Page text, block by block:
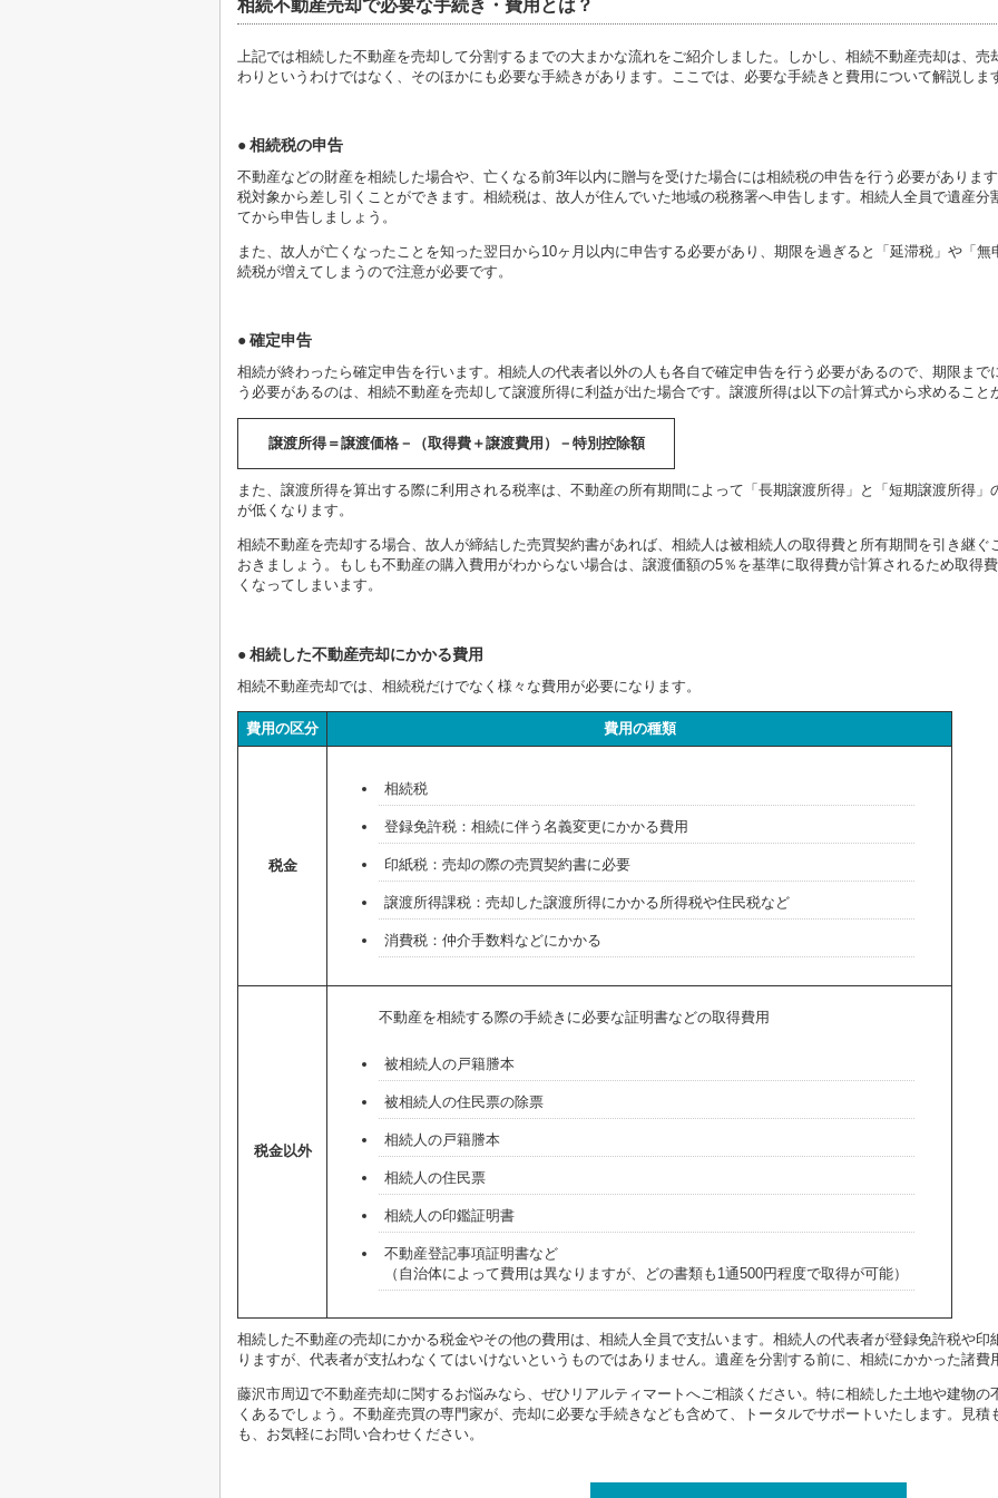
相続不動産売却で必要な手続き・費用とは？
上記では相続した不動産を売却して分割するまでの大まかな流れをご紹介しました。しかし、相続不動産売却は、
わりというわけではなく、そのほかにも必要な手続きがあります。ここでは、必要な手続きと費用について解説しま
相続税の申告
不動産などの財産を相続した場合や、亡くなる前3年以内に贈与を受けた場合には相続税の申告を行う必要がありま
税対象から差し引くことができます。相続税は、故人が住んでいた地域の税務署へ申告します。相続人全員で遺産
てから申告しましょう。
また、故人が亡くなったことを知った翌日から10ヶ月以内に申告する必要があり、期限を過ぎると「延滞税」や「
続税が増えてしまうので注意が必要です。
確定申告
相続が終わったら確定申告を行います。相続人の代表者以外の人も各自で確定申告を行う必要があるので、期限ま
う必要があるのは、相続不動産を売却して譲渡所得に利益が出た場合です。譲渡所得は以下の計算式から求めること
譲渡所得＝譲渡価格－（取得費＋譲渡費用）－特別控除額
また、譲渡所得を算出する際に利用される税率は、不動産の所有期間によって「長期譲渡所得」と「短期譲渡所得
が低くなります。
相続不動産を売却する場合、故人が締結した売買契約書があれば、相続人は被相続人の取得費と所有期間を引き継
おきましょう。もしも不動産の購入費用がわからない場合は、譲渡価額の5％を基準に取得費が計算されるため取得
くなってしまいます。
相続した不動産売却にかかる費用
相続不動産売却では、相続税だけでなく様々な費用が必要になります。
費用の区分 費用の種類
税金
相続税
登録免許税：相続に伴う名義変更にかかる費用
印紙税：売却の際の売買契約書に必要
譲渡所得課税：売却した譲渡所得にかかる所得税や住民税など
消費税：仲介手数料などにかかる
税金以外
不動産を相続する際の手続きに必要な証明書などの取得費用
被相続人の戸籍謄本
被相続人の住民票の除票
相続人の戸籍謄本
相続人の住民票
相続人の印鑑証明書
不動産登記事項証明書など
（自治体によって費用は異なりますが、どの書類も1通500円程度で取得が可能）
相続した不動産の売却にかかる税金やその他の費用は、相続人全員で支払います。相続人の代表者が登録免許税や
りますが、代表者が支払わなくてはいけないというものではありません。遺産を分割する前に、相続にかかった諸
藤沢市周辺で不動産売却に関するお悩みなら、ぜひリアルティマートへご相談ください。特に相続した土地や建物
くあるでしょう。不動産売買の専門家が、売却に必要な手続きなども含めて、トータルでサポートいたします。見
も、お気軽にお問い合わせください。